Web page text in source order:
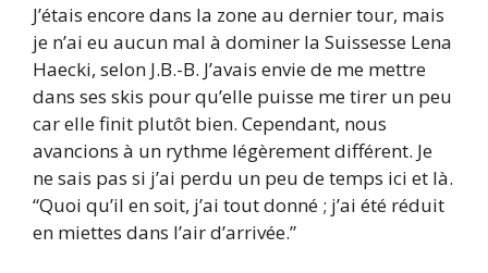
J’étais encore dans la zone au dernier tour, mais
je n’ai eu aucun mal à dominer la Suissesse Lena
Haecki, selon J.B.-B. J’avais envie de me mettre
dans ses skis pour qu’elle puisse me tirer un peu
car elle finit plutôt bien. Cependant, nous
avancions à un rythme légèrement différent. Je
ne sais pas si j’ai perdu un peu de temps ici et là.
“Quoi qu’il en soit, j’ai tout donné ; j’ai été réduit
en miettes dans l’air d’arrivée.”